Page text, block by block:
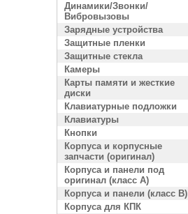
Динамики/Звонки/
Вибровызовы
Зарядные устройства
Защитные пленки
Защитные стекла
Камеры
Карты памяти и жесткие
диски
Клавиатурные подложки
Клавиатуры
Кнопки
Корпуса и корпусные
запчасти (оригинал)
Корпуса и панели под
оригинал (класс A)
Корпуса и панели (класс B)
Корпуса для КПК